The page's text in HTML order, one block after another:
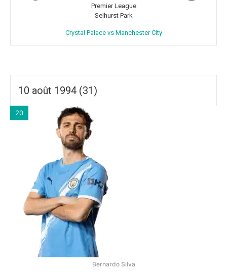
Premier League
Selhurst Park
Crystal Palace vs Manchester City
10 août 1994 (31)
20
Bernardo Silva